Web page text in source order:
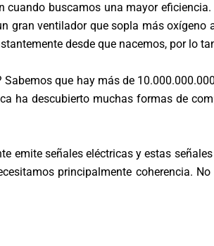
buscamos una mayor
gran ventilador que sopla más
desde que nacemos, por lo
que hay más de
ha descubierto muchas formas de
emite señales eléctricas y estas
principalmente coherencia.